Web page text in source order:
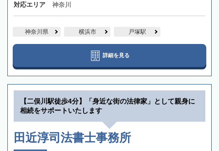
対応エリア 神奈川
神奈川県 横浜市 戸塚駅
詳細を見る
【二俣川駅徒歩4分】「身近な街の法律家」として親身に
相続をサポートいたします
田近淳司法書士事務所